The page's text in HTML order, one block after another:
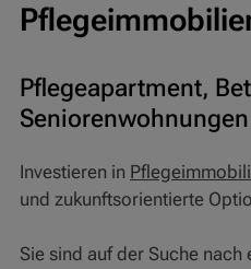
Pflegeapartment,
Investieren in
und zukunftsorientierte
Sie sind auf der Suche nach